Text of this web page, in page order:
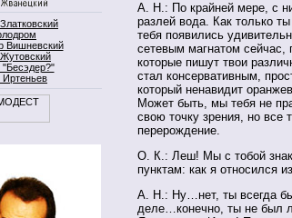
Вишневский
"Бесэдер?"
Иртеньев
А. Н.: По крайней мере, с
разлей вода. Как только
тебя появились
сетевым магнатом сейчас,
которые пишут твои
стал консервативным,
который ненавидит
Может быть, мы тебя не
свою точку зрения, но все
перерождение.
О. К.: Леш! Мы с тобой
пунктам: как я относился
А. Н.: Ну…нет, ты всегда
деле…конечно, ты не был